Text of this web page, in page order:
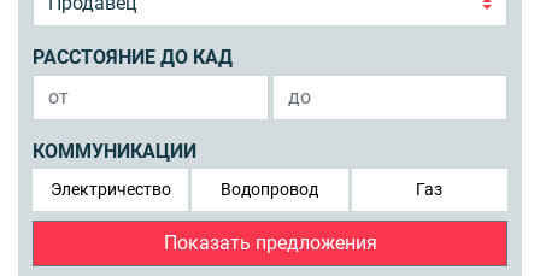
РАССТОЯНИЕ ДО КАД
КОММУНИКАЦИИ
Электричество Водопровод Газ
Показать предложения